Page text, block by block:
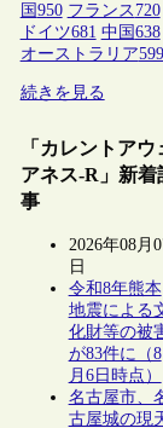
国 950 フランス 720
ドイツ681 中国 638
オーストラリア599
続きを見る
「カレントアウ
アネス-R」新着
事
2026年08月
日
令和8年熊本
地震による
化財等の被
が83件に（8
月6日時点）
名古屋市、
古屋城の現